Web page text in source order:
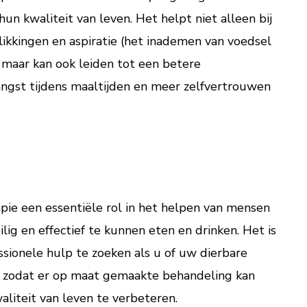
kwaliteit van leven. Het helpt niet alleen bij
en aspiratie (het inademen van voedsel
kan ook leiden tot een betere
tijdens maaltijden en meer zelfvertrouwen
een essentiële rol in het helpen van mensen
en effectief te kunnen eten en drinken. Het is
hulp te zoeken als u of uw dierbare
er op maat gemaakte behandeling kan
van leven te verbeteren.